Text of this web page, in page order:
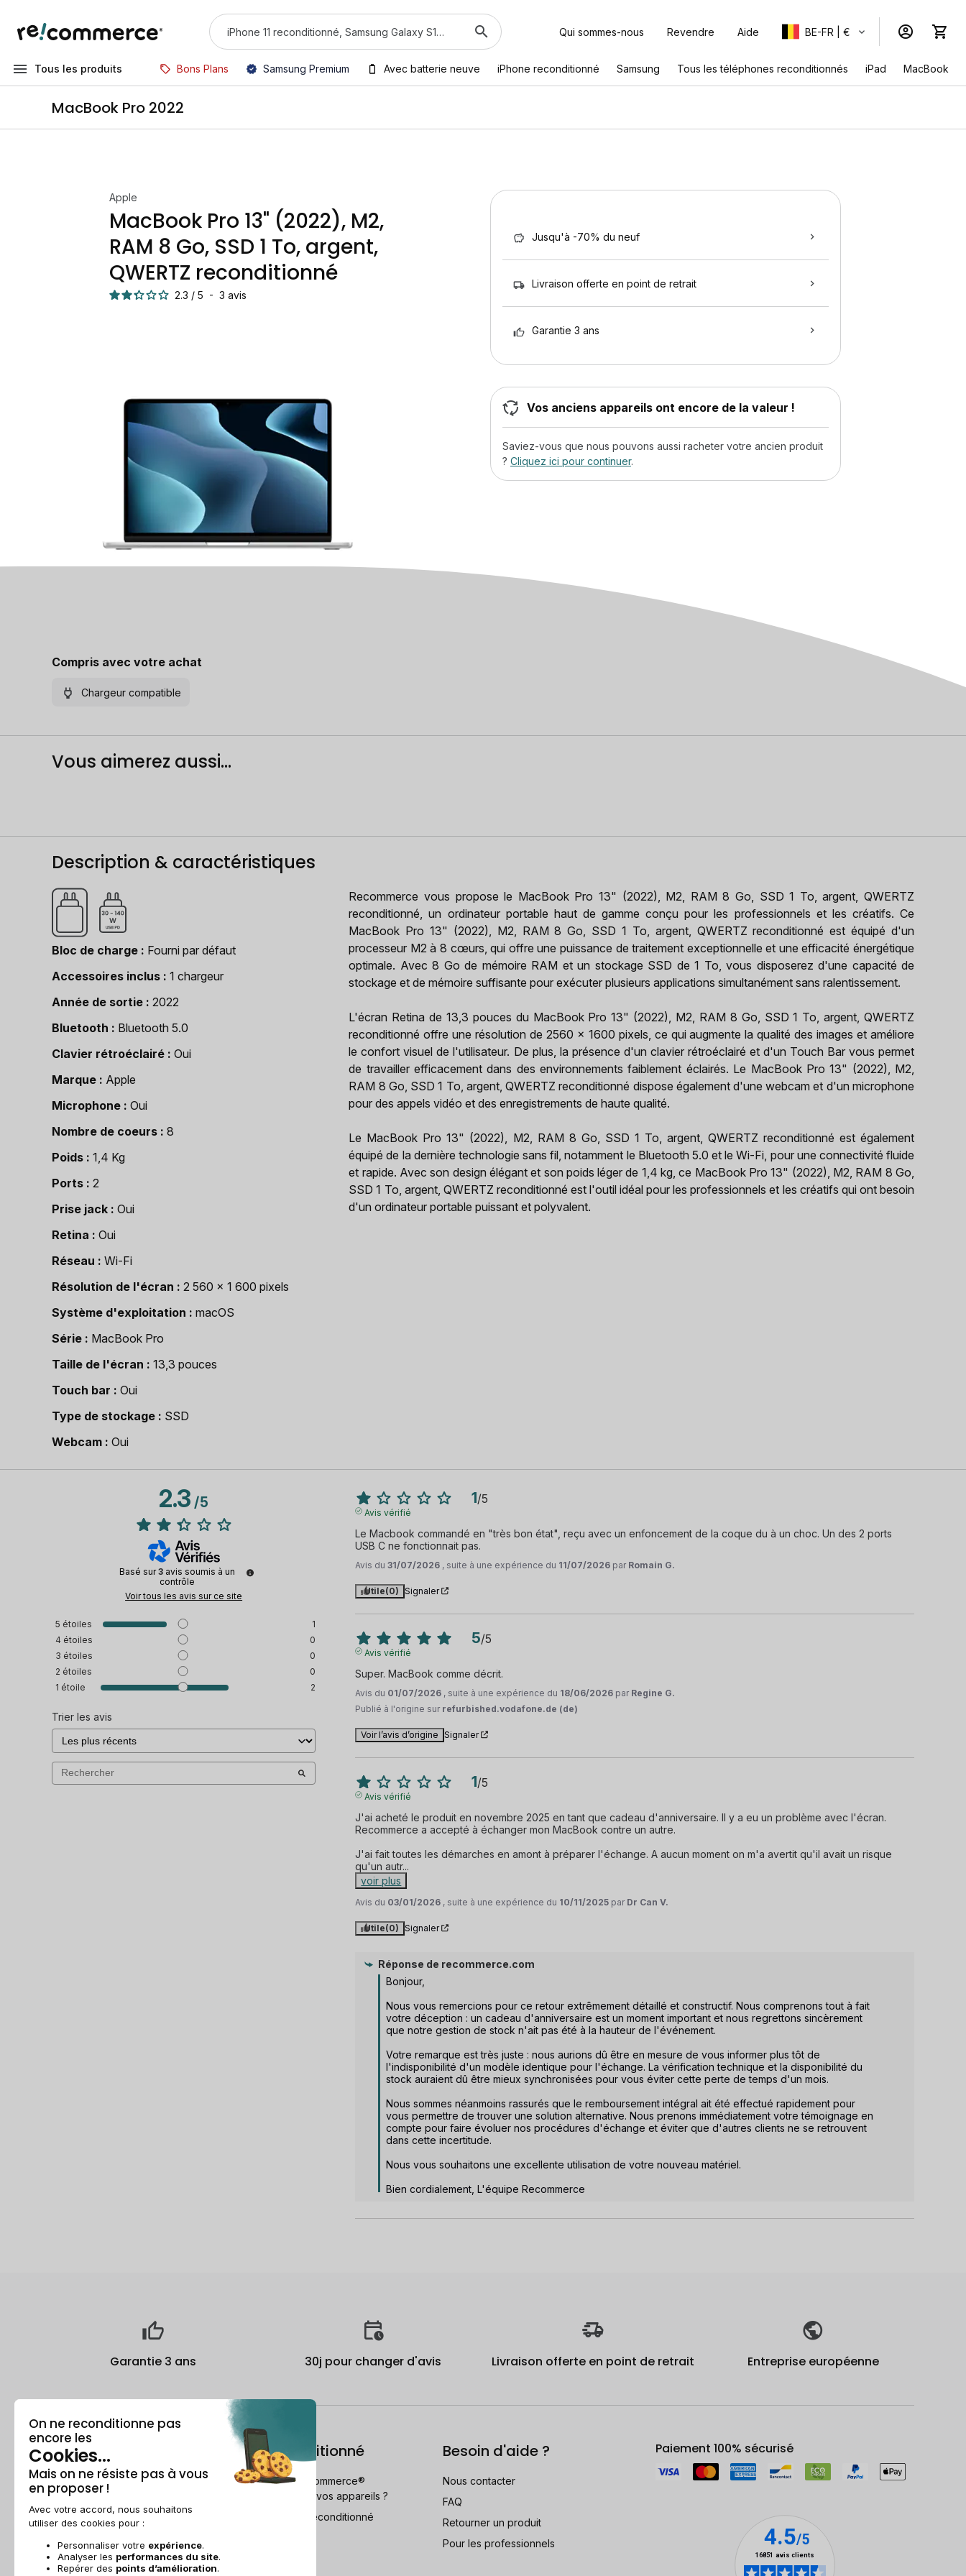
Qui sommes-nous Revendre Aide BE-FR | €
Tous les produits Bons Plans Samsung Premium Avec batterie neuve iPhone reconditionné Samsung Tous les téléphones reconditionnés iPad MacBook
MacBook Pro 2022
Apple
MacBook Pro 13" (2022), M2,
RAM 8 Go, SSD 1 To, argent,
QWERTZ reconditionné
2.3 / 5 - 3 avis
Compris avec votre achat
Chargeur compatible
Jusqu'à -70% du neuf
Livraison offerte en point de retrait
Garantie 3 ans
Vos anciens appareils ont encore de la valeur !
Saviez-vous que nous pouvons aussi racheter votre ancien produit
? Cliquez ici pour continuer.
Vous aimerez aussi...
Description & caractéristiques
Bloc de charge
Fourni par défaut
Accessoires inclus
1 chargeur
Année de sortie
2022
Bluetooth
Bluetooth 5.0
Clavier rétroéclairé
Oui
Marque
Apple
Microphone
Oui
Nombre de coeurs
8
Poids
1,4 Kg
Ports
2
Prise jack
Oui
Retina
Oui
Réseau
Wi-Fi
Résolution de l'écran
2 560 x 1 600 pixels
Système d'exploitation
macOS
Série
MacBook Pro
Taille de l'écran
13,3 pouces
Touch bar
Oui
Type de stockage
SSD
Webcam
Oui
Recommerce vous propose le MacBook Pro 13" (2022), M2, RAM 8 Go, SSD 1 To, argent, QWERTZ
reconditionné, un ordinateur portable haut de gamme conçu pour les professionnels et les créatifs. Ce
MacBook Pro 13" (2022), M2, RAM 8 Go, SSD 1 To, argent, QWERTZ reconditionné est équipé d'un
processeur M2 à 8 cœurs, qui offre une puissance de traitement exceptionnelle et une efficacité énergétique
optimale. Avec 8 Go de mémoire RAM et un stockage SSD de 1 To, vous disposerez d'une capacité de
stockage et de mémoire suffisante pour exécuter plusieurs applications simultanément sans ralentissement.
L'écran Retina de 13,3 pouces du MacBook Pro 13" (2022), M2, RAM 8 Go, SSD 1 To, argent, QWERTZ
reconditionné offre une résolution de 2560 x 1600 pixels, ce qui augmente la qualité des images et améliore
le confort visuel de l'utilisateur. De plus, la présence d'un clavier rétroéclairé et d'un Touch Bar vous permet
de travailler efficacement dans des environnements faiblement éclairés. Le MacBook Pro 13" (2022), M2,
RAM 8 Go, SSD 1 To, argent, QWERTZ reconditionné dispose également d'une webcam et d'un microphone
pour des appels vidéo et des enregistrements de haute qualité.
Le MacBook Pro 13" (2022), M2, RAM 8 Go, SSD 1 To, argent, QWERTZ reconditionné est également
équipé de la dernière technologie sans fil, notamment le Bluetooth 5.0 et le Wi-Fi, pour une connectivité fluide
et rapide. Avec son design élégant et son poids léger de 1,4 kg, ce MacBook Pro 13" (2022), M2, RAM 8 Go,
SSD 1 To, argent, QWERTZ reconditionné est l'outil idéal pour les professionnels et les créatifs qui ont besoin
d'un ordinateur portable puissant et polyvalent.
2.3/5
Basé sur3 avis soumis à un
contrôle
Voir tous les avis sur ce site
5 étoiles
1
4 étoiles
0
3 étoiles
0
2 étoiles
0
1 étoile 2
Trier les avis
1/5
Avis vérifié
Le Macbook commandé en "très bon état", reçu avec un enfoncement de la coque du à un choc. Un des 2 ports
USB C ne fonctionnait pas.
Avis du31/07/2026 , suite à une expérience du 11/07/2026 par Romain G.
Utile(0) Signaler
5/5
Avis vérifié
Super. MacBook comme décrit.
Avis du 01/07/2026 , suite à une expérience du 18/06/2026 par Regine G.
Publié à l'origine sur refurbished.vodafone.de (de)
Voir l’avis d’origine Signaler
1/5
Avis vérifié
J'ai acheté le produit en novembre 2025 en tant que cadeau d'anniversaire. Il y a eu un problème avec l'écran.
Recommerce a accepté à échanger mon MacBook contre un autre.
J'ai fait toutes les démarches en amont à préparer l'échange. A aucun moment on m'a avertit qu'il avait un risque
qu'un autr...
voir plus
Avis du 03/01/2026 , suite à une expérience du 10/11/2025 par Dr Can V.
Utile(0) Signaler
Réponse de recommerce.com
Bonjour,
Nous vous remercions pour ce retour extrêmement détaillé et constructif. Nous comprenons tout à fait
votre déception : un cadeau d'anniversaire est un moment important et nous regrettons sincèrement
que notre gestion de stock n'ait pas été à la hauteur de l'événement.
Votre remarque est très juste : nous aurions dû être en mesure de vous informer plus tôt de
l'indisponibilité d'un modèle identique pour l'échange. La vérification technique et la disponibilité du
stock auraient dû être mieux synchronisées pour vous éviter cette perte de temps d'un mois.
Nous sommes néanmoins rassurés que le remboursement intégral ait été effectué rapidement pour
vous permettre de trouver une solution alternative. Nous prenons immédiatement votre témoignage en
compte pour faire évoluer nos procédures d'échange et éviter que d'autres clients ne se retrouvent
dans cette incertitude.
Nous vous souhaitons une excellente utilisation de votre nouveau matériel.
Bien cordialement, L'équipe Recommerce
Garantie 3 ans 30j pour changer d'avis Livraison offerte en point de retrait Entreprise européenne
À propos
Qui est Recommerce® ?
Parrainage
Ils parlent de nous
Recommerce group
Le reconditionné
Comment Recommerce®
reconditionne vos appareils ?
Le Guide du reconditionné
Besoin d'aide ?
Nous contacter
FAQ
Retourner un produit
Pour les professionnels
Paiement 100% sécurisé